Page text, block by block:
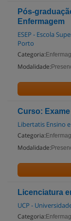
Pós-
Enfermagem
ESEP - Escola
Porto
Categoria:
Modalidade:
Curso:
Libertatis Ensino
Categoria:
Modalidade:
Licenciatura
UCP -
Categoria: